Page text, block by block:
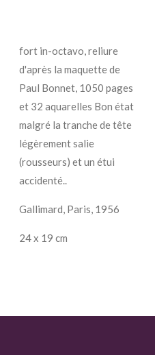
fort in-octavo, reliure
d'après la maquette de
Paul Bonnet, 1050 pages
et 32 aquarelles Bon état
malgré la tranche de tête
légèrement salie
(rousseurs) et un étui
accidenté..
Gallimard, Paris, 1956
24 x 19 cm